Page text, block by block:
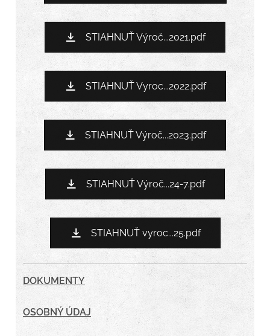
STIAHNUŤ Výroč...2021.pdf
STIAHNUŤ Vyroc...2022.pdf
STIAHNUŤ Výroč...2023.pdf
STIAHNUŤ Výroč...24-7.pdf
STIAHNUŤ vyroc...25.pdf
DOKUMENTY
OSOBNÝ ÚDAJ